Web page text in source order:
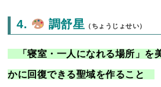
4. 調舒星 （ちょうじょせい）
「寝室・一人になれる場所」を
かに回復できる聖域を作ること